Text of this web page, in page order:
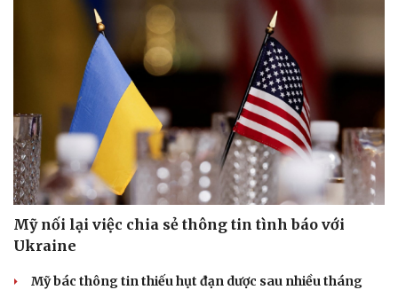
Mỹ nối lại việc chia sẻ thông tin tình báo với
Ukraine
Mỹ bác thông tin thiếu hụt đạn dược sau nhiều tháng